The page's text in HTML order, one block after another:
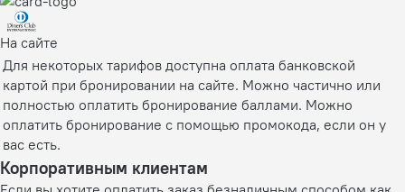
На сайте
Для некоторых тарифов доступна оплата банковской
картой при бронировании на сайте. Можно частично или
полностью оплатить бронирование баллами. Можно
оплатить бронирование с помощью промокода, если он у
вас есть.
Корпоративным клиентам